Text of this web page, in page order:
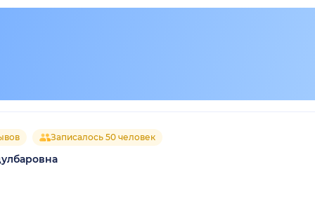
Записалось 50 человек